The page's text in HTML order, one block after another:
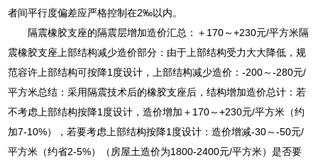
者间平行度偏差应严格控制在2‰以内。
隔震橡胶支座的隔震层增加造价汇总：＋170～+230元/平方米隔
震橡胶支座上部结构减少造价部分：由于上部结构受力大大降低，规
范容许上部结构可按降1度设计，上部结构减少造价：-200～-280元/
平方米总结：采用隔震技术后的橡胶支座后，结构增加造价总计：若
不考虑上部结构按降1度设计，造价增加＋170～+230元/平方米（约
加7-10%），若要考虑上部结构按降1度设计：造价增减-30～-50元/
平方米（约省2-5%）（房屋土造价为1800-2400元/平方米）是否要